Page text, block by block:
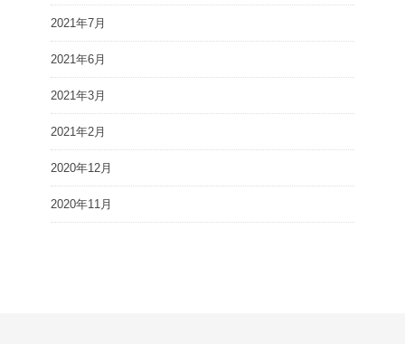
2021年7月
2021年6月
2021年3月
2021年2月
2020年12月
2020年11月